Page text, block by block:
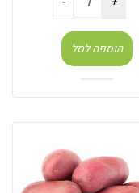
הוספה לסל